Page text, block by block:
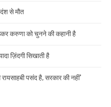
से मौत
करुणा को चुनने की कहानी है
ज़िंदगी सिखाती है
पसंद है, सरकार की नहीं’